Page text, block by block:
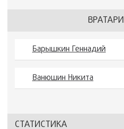
ВРАТАРИ
Барышкин Геннадий
Ванюшин Никита
СТАТИСТИКА